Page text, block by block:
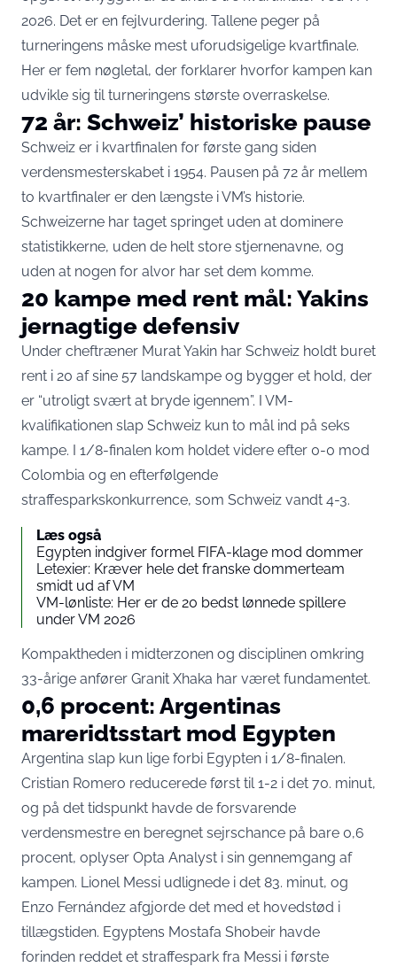
2026. Det er en fejlvurdering. Tallene peger på
turneringens måske mest uforudsigelige kvartfinale.
Her er fem nøgletal, der forklarer hvorfor kampen kan
udvikle sig til turneringens største overraskelse.
72 år: Schweiz’ historiske pause
Schweiz er i kvartfinalen for første gang siden
verdensmesterskabet i 1954. Pausen på 72 år mellem
to kvartfinaler er den længste i VM’s historie.
Schweizerne har taget springet uden at dominere
statistikkerne, uden de helt store stjernenavne, og
uden at nogen for alvor har set dem komme.
20 kampe med rent mål: Yakins
jernagtige defensiv
Under cheftræner Murat Yakin har Schweiz holdt buret
rent i 20 af sine 57 landskampe og bygger et hold, der
er “utroligt svært at bryde igennem”. I VM-
kvalifikationen slap Schweiz kun to mål ind på seks
kampe. I 1/8-finalen kom holdet videre efter 0-0 mod
Colombia og en efterfølgende
straffesparkskonkurrence, som Schweiz vandt 4-3.
Læs også
Egypten indgiver formel FIFA-klage mod dommer
Letexier: Kræver hele det franske dommerteam
smidt ud af VM
VM-lønliste: Her er de 20 bedst lønnede spillere
under VM 2026
Kompaktheden i midterzonen og disciplinen omkring
33-årige anfører Granit Xhaka har været fundamentet.
0,6 procent: Argentinas
mareridtsstart mod Egypten
Argentina slap kun lige forbi Egypten i 1/8-finalen.
Cristian Romero reducerede først til 1-2 i det 70. minut,
og på det tidspunkt havde de forsvarende
verdensmestre en beregnet sejrschance på bare 0,6
procent, oplyser Opta Analyst i sin gennemgang af
kampen. Lionel Messi udlignede i det 83. minut, og
Enzo Fernández afgjorde det med et hovedstød i
tillægstiden. Egyptens Mostafa Shobeir havde
forinden reddet et straffespark fra Messi i første